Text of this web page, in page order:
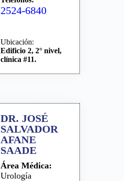
2524-6840
Ubicación:
Edificio 2, 2° nivel,
clínica #11.
DR. JOSÉ
SALVADOR
AFANE
SAADE
Área Médica:
Urología